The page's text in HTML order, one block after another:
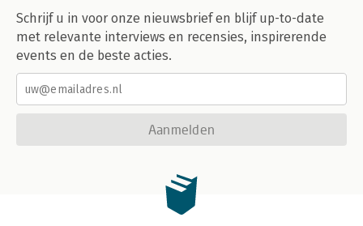
Schrijf u in voor onze nieuwsbrief en blijf up-to-date
met relevante interviews en recensies, inspirerende
events en de beste acties.
Aanmelden